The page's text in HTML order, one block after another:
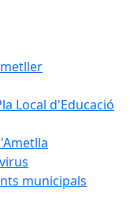
Local d'Educació
municipals